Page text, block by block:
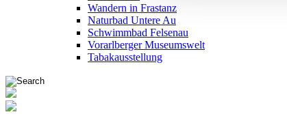
Wandern in Frastanz
Naturbad Untere Au
Schwimmbad Felsenau
Vorarlberger Museumswelt
Tabakausstellung